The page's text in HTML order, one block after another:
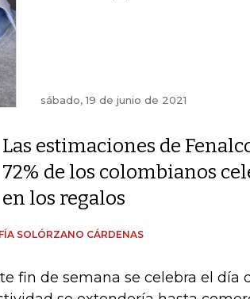
sábado, 19 de junio de 2021
Las estimaciones de
72% de los colombianos
en los regalos
SOLÓRZANO CÁRDENAS
fin de semana se celebra el día